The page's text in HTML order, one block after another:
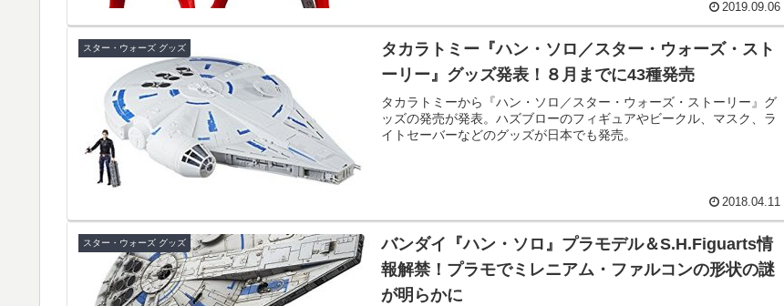
2019.09.06
スター・ウォーズ グッズ
タカラトミー『ハン・ソロ／スター・ウォーズ・スト
ーリー』グッズ発表！８月までに43種発売
タカラトミーから『ハン・ソロ／スター・ウォーズ・ストーリー』グ
ッズの発売が発表。ハズブローのフィギュアやビークル、マスク、ラ
イトセーバーなどのグッズが日本でも発売。
2018.04.11
スター・ウォーズ グッズ
バンダイ『ハン・ソロ』プラモデル＆S.H.Figuarts情
報解禁！プラモでミレニアム・ファルコンの形状の謎
が明らかに